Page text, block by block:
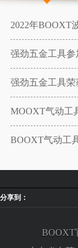
2022年BOOXT
强劲五金工具参
强劲五金工具荣
MOOXT气动工
BOOXT气动工
分享到：
BOOXT